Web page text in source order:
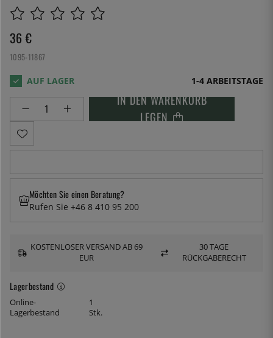
36 €
1095-11867
1-4 ARBEITSTAGE
IN DEN WARENKORB
LEGEN
Lagerbestand
Online-
Lagerbestand
1
Stk.
Möchten Sie einen Beratung?
Rufen Sie +46 8 410 95 200
KOSTENLOSER VERSAND AB 69
EUR
30 TAGE
RÜCKGABERECHT